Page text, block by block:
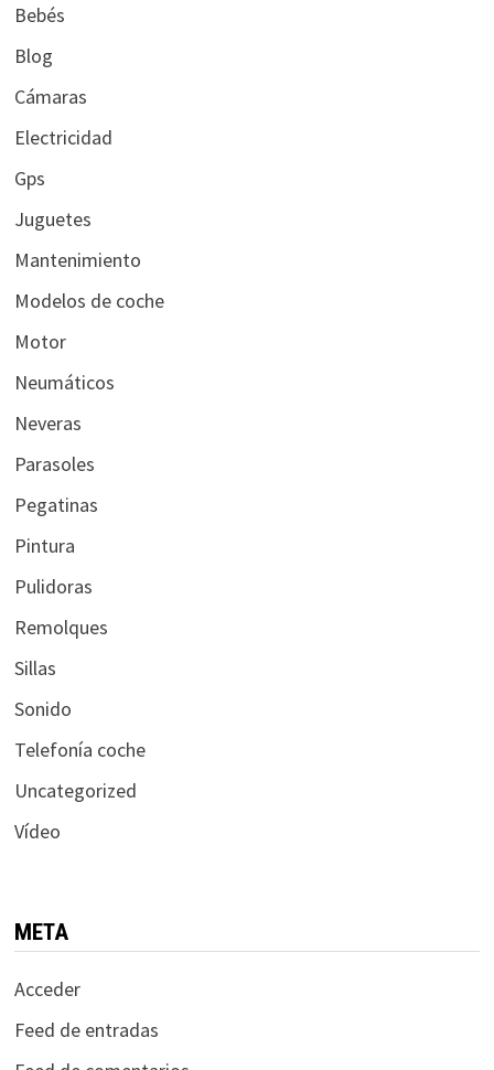
Bebés
Blog
Cámaras
Electricidad
Gps
Juguetes
Mantenimiento
Modelos de coche
Motor
Neumáticos
Neveras
Parasoles
Pegatinas
Pintura
Pulidoras
Remolques
Sillas
Sonido
Telefonía coche
Uncategorized
Vídeo
META
Acceder
Feed de entradas